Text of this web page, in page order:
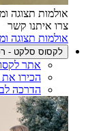
אולמות תצוגה
צרו איתנו קשר
אולמות תצוגה
לקסוס סלקט -
אתר
הכירו
הדרכה